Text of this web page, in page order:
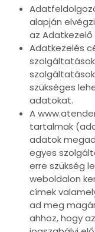
alapján
az
Adatkezelés
szükséges
adatokat.
A
tartalmak
adatok
egyes
erre szükség
weboldalon
címek
ad meg
ahhoz, hogy